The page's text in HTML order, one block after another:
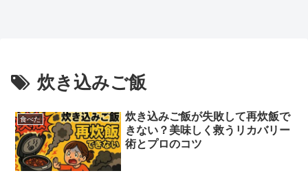
炊き込みご飯
食べた
炊き込みご飯が失敗して再炊飯で
きない？美味しく救うリカバリー
術とプロのコツ